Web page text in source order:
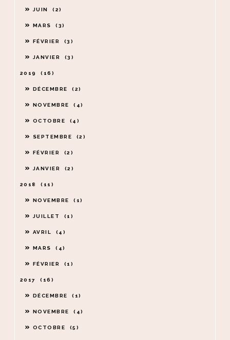
JUIN 2
MARS 3
FÉVRIER 3
JANVIER 3
2019 16
DÉCEMBRE 2
NOVEMBRE 4
OCTOBRE 4
SEPTEMBRE 2
FÉVRIER 2
JANVIER 2
2018 11
NOVEMBRE 1
JUILLET 1
AVRIL 4
MARS 4
FÉVRIER 1
2017 16
DÉCEMBRE 1
NOVEMBRE 4
OCTOBRE 5